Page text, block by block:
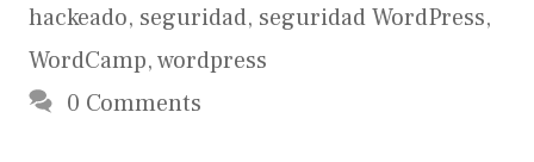
hackeado, seguridad, seguridad WordPress,
WordCamp,wordpress
0 Comments